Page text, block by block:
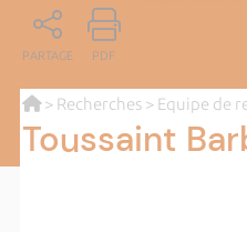
PARTAGE PDF
> Recherches> Equipe de
Toussaint